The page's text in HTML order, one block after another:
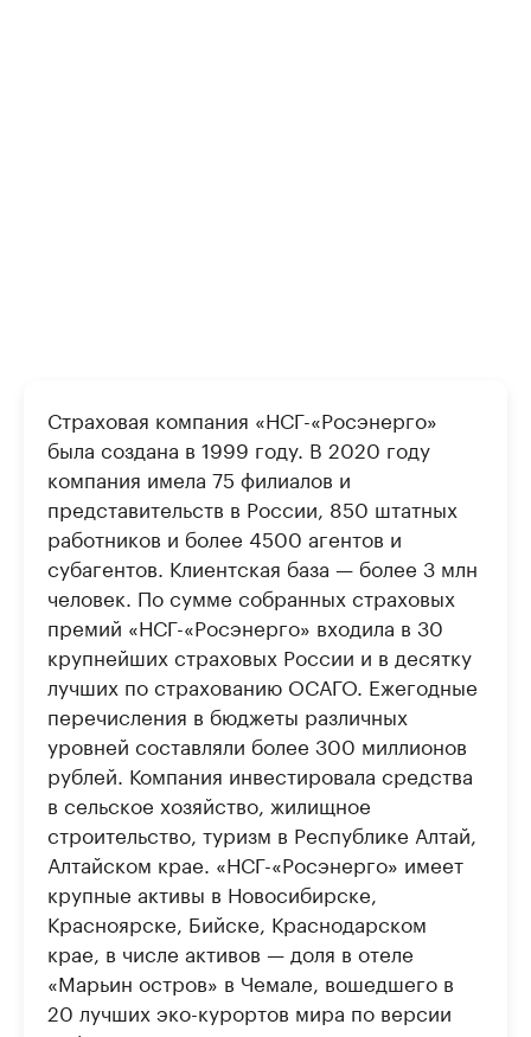
Страховая компания «НСГ-«Росэнерго»
была создана в 1999 году. В 2020 году
компания имела 75 филиалов и
представительств в России, 850 штатных
работников и более 4500 агентов и
субагентов. Клиентская база — более 3 млн
человек. По сумме собранных страховых
премий «НСГ-«Росэнерго» входила в 30
крупнейших страховых России и в десятку
лучших по страхованию ОСАГО. Ежегодные
перечисления в бюджеты различных
уровней составляли более 300 миллионов
рублей. Компания инвестировала средства
в сельское хозяйство, жилищное
строительство, туризм в Республике Алтай,
Алтайском крае. «НСГ-«Росэнерго» имеет
крупные активы в Новосибирске,
Красноярске, Бийске, Краснодарском
крае, в числе активов — доля в отеле
«Марьин остров» в Чемале, вошедшего в
20 лучших эко-курортов мира по версии